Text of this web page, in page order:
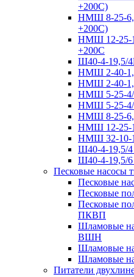
+200С)
НМШ 8-25-
+200С)
НМШ 12-25-
+200С
Ш40-4-19,5/
НМШ 2-40-
НМШ 2-40-
НМШ 5-25-4/
НМШ 5-25-4/
НМШ 8-25-
НМШ 12-25-
НМШ 32-10-
Ш40-4-19,5/4
Ш40-4-19,5/6
Песковые насосы
Песковые
Песковые
Песковые
ПКВП
Шламовые
ВШН
Шламовые
Шламовые
Питатели